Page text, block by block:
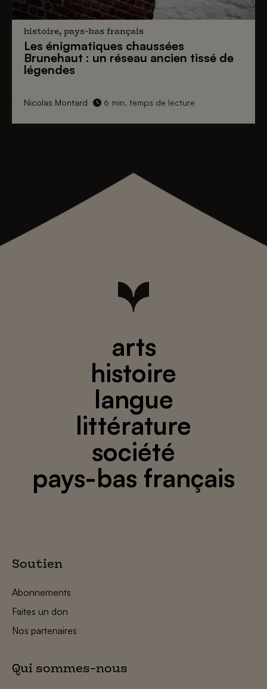
histoire, pays-bas français
Les énigmatiques chaussées
Brunehaut : un réseau ancien tissé de
légendes
Nicolas Montard 6 min. temps de lecture
arts
histoire
langue
littérature
société
pays-bas français
Soutien
Abonnements
Faites un don
Nos partenaires
Qui sommes-nous